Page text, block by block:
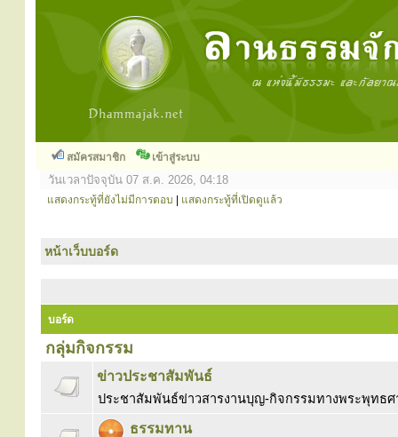
สมัครสมาชิก เข้าสู่ระบบ
วันเวลาปัจจุบัน 07 ส.ค. 2026, 04:18
แสดงกระทู้ที่ยังไม่มีการตอบ แสดงกระทู้ที่เปิดดูแล้ว
หน้าเว็บบอร์ด
บอร์ด
กลุ่มกิจกรรม
ข่าวประชาสัมพันธ์
ประชาสัมพันธ์ข่าวสารงานบุญ-กิจกรรมทางพร
ธรรมทาน